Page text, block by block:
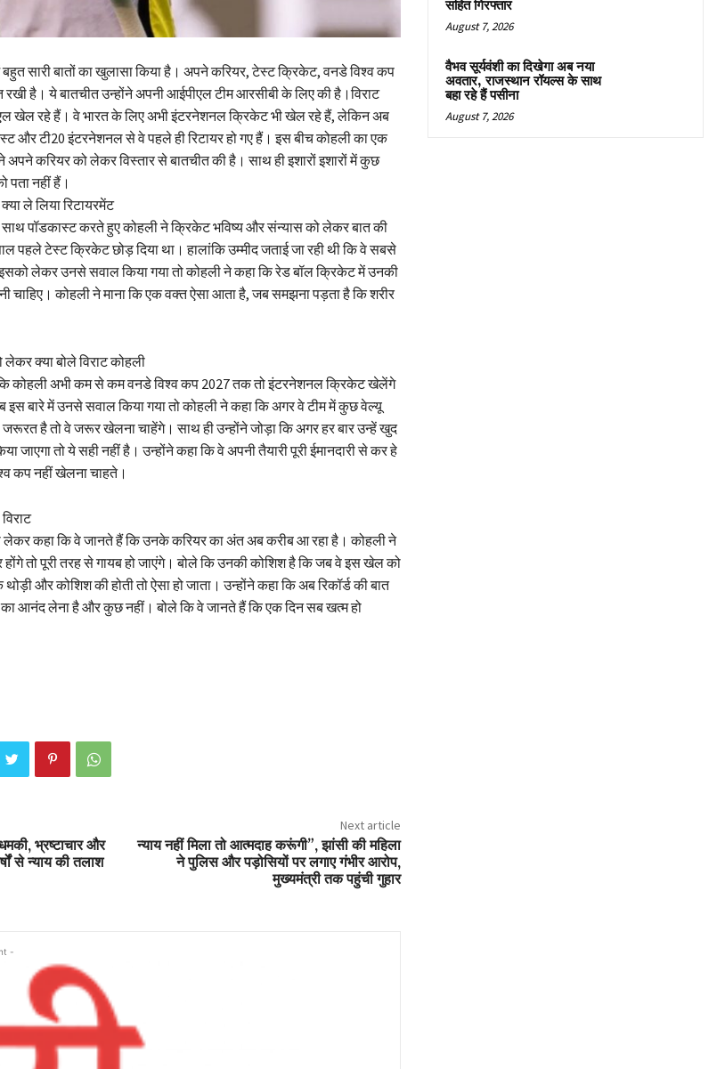
सारी बातों का खुलासा किया है। अपने करियर, टेस्ट क्रिकेट, वनडे विश्व कप
है। ये बातचीत उन्होंने अपनी आईपीएल टीम आरसीबी के लिए की है।विराट
खेल रहे हैं। वे भारत के लिए अभी इंटरनेशनल क्रिकेट भी खेल रहे हैं, लेकिन अब
टी20 इंटरनेशनल से वे पहले ही रिटायर हो गए हैं। इस बीच कोहली का एक
अपने करियर को लेकर विस्तार से बातचीत की है। सा​​थ ही इशारों इशारों में कुछ
पता नहीं हैं।
ले लिया रिटायरमेंट
पॉडकास्ट करते हुए कोहली ने क्रिकेट भविष्य और संन्यास को लेकर बात की
पहले टेस्ट ​क्रिकेट छोड़ दिया था। हालांकि उम्मीद जताई जा रही थी कि वे सबसे
लेकर उनसे सवाल किया गया तो कोहली ने कहा कि रेड बॉल क्रिकेट में उनकी
चाहिए। कोहली ने माना कि एक वक्त ऐसा आता है, जब समझना पड़ता है कि शरीर
क्या बोले विराट कोहली
कि कोहली अभी कम से कम वनडे विश्व कप 2027 तक तो इंटरनेशनल क्रिकेट खेलेंगे
इस बारे में उनसे सवाल किया गया तो कोहली ने कहा कि अगर वे टीम में कुछ वेल्यू
है तो वे जरूर खेलना चाहेंगे। साथ ही उन्होंने जोड़ा कि अगर हर बार उन्हें खुद
जाएगा तो ये सही नहीं है। उन्होंने कहा कि वे अपनी तैयारी पूरी ईमानदारी से कर हे
कप नहीं खेलना चाहते।
लेकर कहा कि वे जानते हैं कि उनके करियर का अंत अब करीब आ रहा है। कोहली ने
तो पूरी तरह से गायब हो जाएंगे। बोले कि उनकी कोशिश है कि जब वे इस खेल को
और कोशिश की होती तो ऐसा हो जाता। उन्होंने कहा कि अब रिकॉर्ड की बात
आनंद लेना है और कुछ नहीं। बोले कि वे जानते हैं कि एक दिन सब खत्म हो
भ्रष्टाचार और
से न्याय की तलाश
Next article
न्याय नहीं मिला तो आत्मदाह करूंगी”, झांसी की महिला
ने पुलिस और पड़ोसियों पर लगाए गंभीर आरोप,
मुख्यमंत्री तक पहुंची गुहार
-
सहित गिरफ्तार
August 7, 2026
वैभव सूर्यवंशी का दिखेगा अब नया
अवतार, राजस्थान रॉयल्स के साथ
बहा रहे हैं पसीना
August 7, 2026